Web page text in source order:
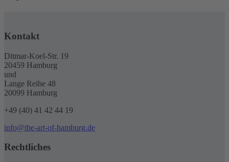
Kontakt
Ditmar-Koel-Str. 19
20459 Hamburg
und
Lange Reihe 48
20099 Hamburg
+49 (40) 41 42 44 19
info@the-art-of-hamburg.de
Rechtliches